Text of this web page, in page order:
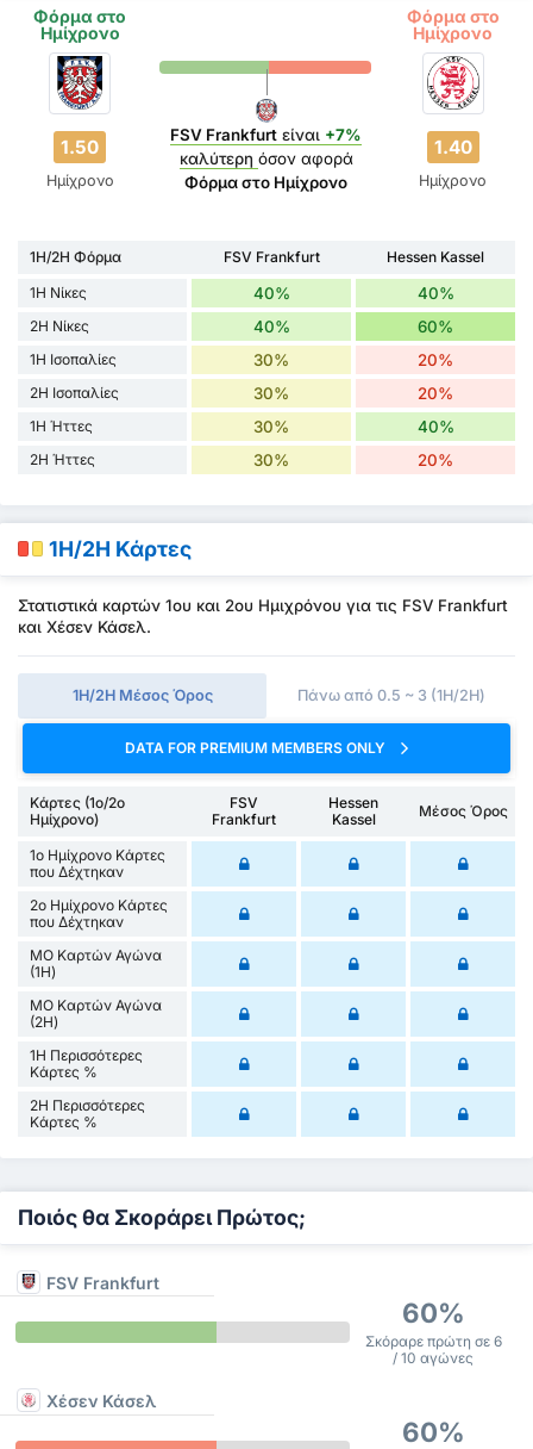
Φόρμα στο
Ημίχρονο
Φόρμα στο
Ημίχρονο
1.50
Ημίχρονο
FSV Frankfurt είναι +7%
καλύτερη όσον αφορά
Φόρμα στο Ημίχρονο
1.40
Ημίχρονο
1H/2H Φόρμα FSV Frankfurt
Hessen Kassel
1H Νίκες
40% 40%
2H Νίκες 40% 60%
1H Ισοπαλίες 30% 20%
2H Ισοπαλίες 30% 20%
1H Ήττες 30% 40%
2H Ήττες 30% 20%
1H/2H Κάρτες
Στατιστικά καρτών 1ου και 2ου Ημιχρόνου για τις FSV Frankfurt
και Χέσεν Κάσελ.
1Η/2Η Μέσος Όρος Πάνω από 0.5 ~ 3 (1H/2H)
DATA FOR PREMIUM MEMBERS ONLY
Κάρτες (1ο/2ο
Ημίχρονο)
FSV
Frankfurt
Hessen
Kassel
Μέσος Όρος
1ο Ημίχρονο Κάρτες
που Δέχτηκαν
2ο Ημίχρονο Κάρτες
που Δέχτηκαν
ΜΟ Καρτών Αγώνα
(1Η)
ΜΟ Καρτών Αγώνα
(2Η)
1Η Περισσότερες
Κάρτες %
2Η Περισσότερες
Κάρτες %
Ποιός θα Σκοράρει Πρώτος;
FSV Frankfurt
60%
Σκόραρε πρώτη σε 6
/ 10 αγώνες
Χέσεν Κάσελ
60%